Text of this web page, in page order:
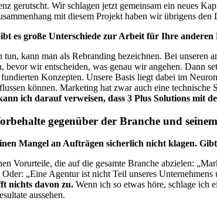
gerutscht. Wir schlagen jetzt gemeinsam ein neues
mit diesem Projekt haben wir übrigens den
es große Unterschiede zur Arbeit für Ihre anderen
kann man als Rebranding bezeichnen. Bei unseren
bevor wir entscheiden, was genau wir angehen. Dann
Konzepten. Unsere Basis liegt dabei im
können. Marketing hat zwar auch eine technische
ich darauf verweisen, dass 3 Plus Solutions mit
gegenüber der Branche und
Mangel an Aufträgen sicherlich nicht klagen.
Vorurteile, die auf die gesamte Branche abzielen:
„Eine Agentur ist nicht Teil unseres
nichts davon zu. Wenn ich so etwas höre, schlage ich
aussehen.